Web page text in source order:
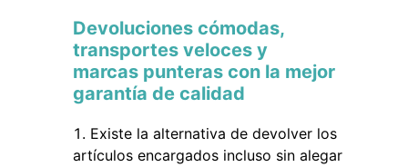
Devoluciones cómodas,
transportes veloces y
marcas punteras con la mejor
garantía de calidad
Existe la alternativa de devolver los
artículos encargados incluso sin alegar